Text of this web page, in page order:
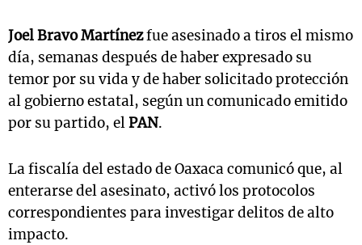
Joel Bravo Martínezfue asesinado a tiros el mismo
día, semanas después de haber expresado su
temor por su vida y de haber solicitado protección
al gobierno estatal, según un comunicado emitido
por su partido, elPAN.
La fiscalía del estado de Oaxaca comunicó que, al
enterarse del asesinato, activó los protocolos
correspondientes para investigar delitos de alto
impacto.